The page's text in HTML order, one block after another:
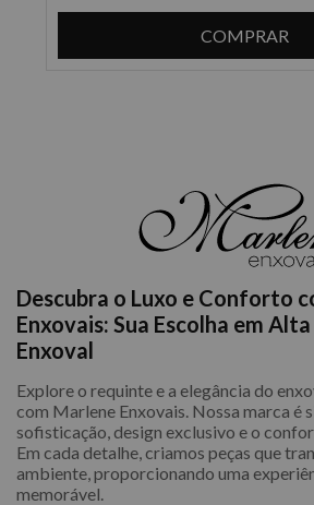
COMPRAR
Descubra o Luxo e Conforto
Enxovais: Sua Escolha em
Enxoval
Explore o requinte e a elegância do
com Marlene Enxovais. Nossa marca é
sofisticação, design exclusivo e o
Em cada detalhe, criamos peças que
ambiente, proporcionando uma
memorável.